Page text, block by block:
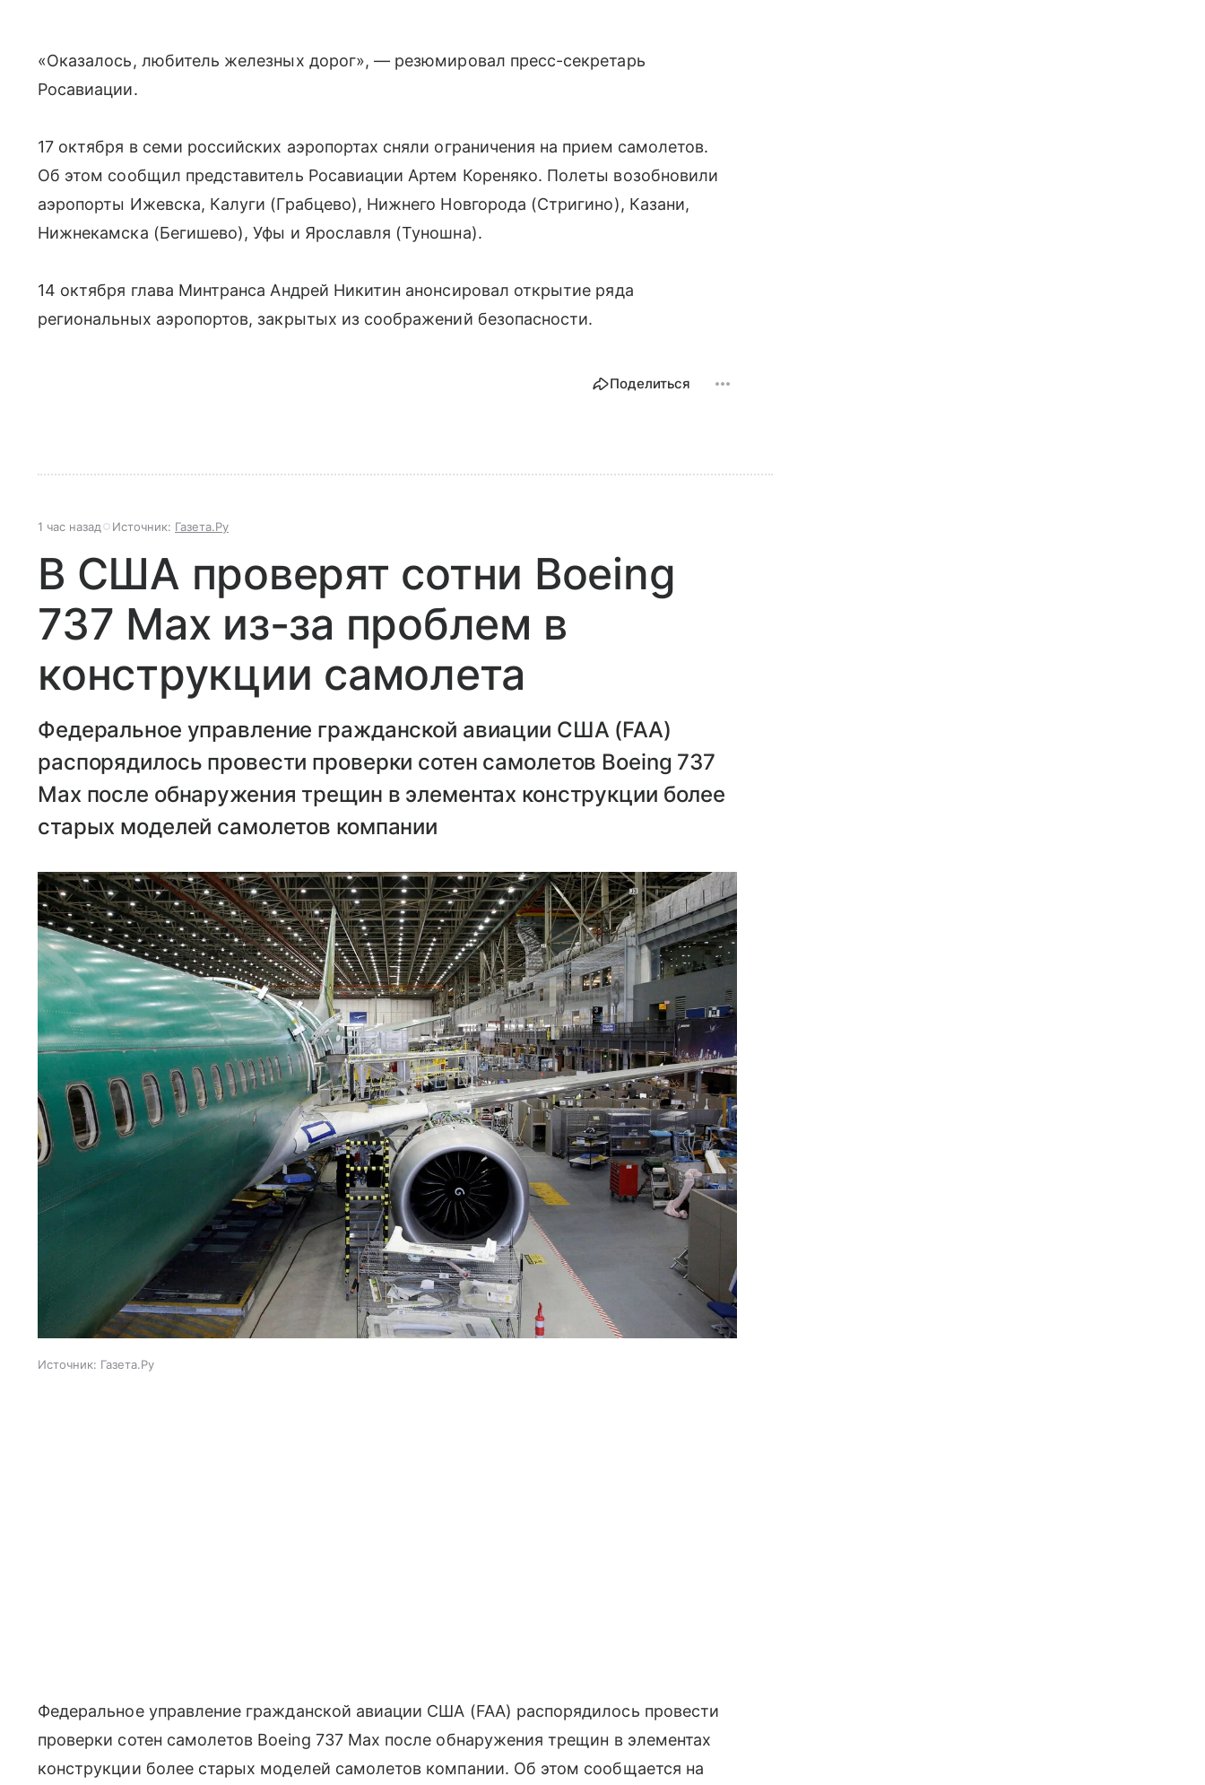
«Оказалось, любитель железных дорог», — резюмировал пресс-секретарь
Росавиации.
17 октября в семи российских аэропортах сняли ограничения на прием самолетов.
Об этом сообщил представитель Росавиации Артем Кореняко. Полеты возобновили
аэропорты Ижевска, Калуги (Грабцево), Нижнего Новгорода (Стригино), Казани,
Нижнекамска (Бегишево), Уфы и Ярославля (Туношна).
14 октября глава Минтранса Андрей Никитин анонсировал открытие ряда
региональных аэропортов, закрытых из соображений безопасности.
Поделиться
1 час назад Источник: Газета.Ру
В США проверят сотни Boeing
737 Max из-за проблем в
конструкции самолета
Федеральное управление гражданской авиации США (FAA)
распорядилось провести проверки сотен самолетов Boeing 737
Max после обнаружения трещин в элементах конструкции более
старых моделей самолетов компании
Источник: Газета.Ру
Федеральное управление гражданской авиации США (FAA) распорядилось провести
проверки сотен самолетов Boeing 737 Max после обнаружения трещин в элементах
конструкции более старых моделей самолетов компании. Об этом сообщается на